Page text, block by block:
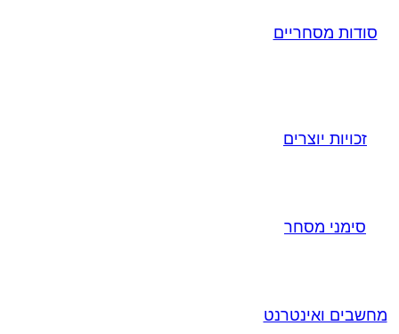
סודות מסחריים
זכויות יוצרים
סימני מסחר
מחשבים ואינטרנט